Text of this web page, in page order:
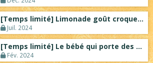
[Temps limité] Limonade goût croquette
Juil. 2024
[Temps limité] Le bébé qui porte des gan...
Fév. 2024